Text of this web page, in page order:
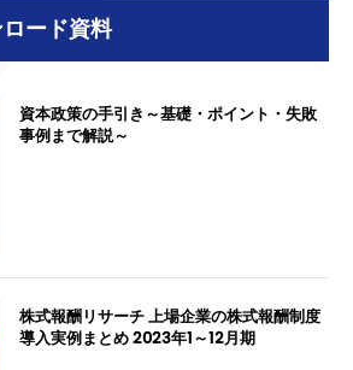
ード資料
資本政策の手引き～基礎・ポイント・失敗
事例まで解説～
株式報酬リサーチ 上場企業の株式報酬制度
導入実例まとめ 2023年1～12月期